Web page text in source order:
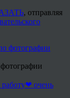
, отправляя